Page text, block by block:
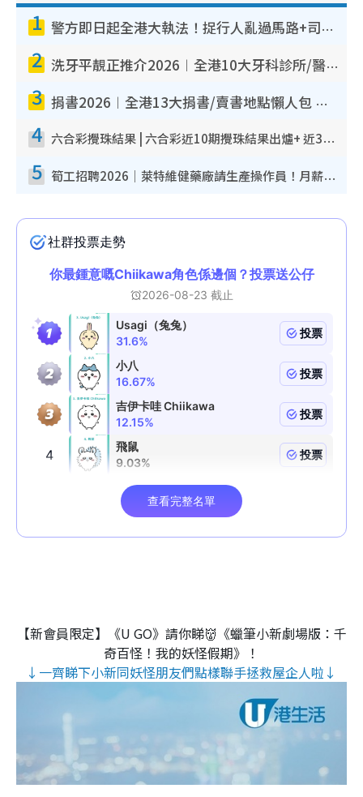
1 警方即日起全港大執法！捉行人亂過馬路+司機不專注駕駛！亂過馬路罰$2000
2 洗牙平靚正推介2026︱全港10大牙科診所/醫院懶人包 夜診至8點/鎮靜潔牙/醫療券適用
3 捐書2026︱全港13大捐書/賣書地點懶人包 二手課本最高$150＋舊書換免費咖啡/戲票
4 六合彩攪珠結果 | 六合彩近10期攪珠結果出爐+ 近30期最旺熱門中獎號碼
5 筍工招聘2026｜萊特維健藥廠請生產操作員！月薪高達$1.7萬 冷氣廠房/五天工作/保證雙糧
【新會員限定】《U GO》請你睇👹《蠟筆小新劇場版：千
奇百怪！我的妖怪假期》！
↓一齊睇下小新同妖怪朋友們點樣聯手拯救屋企人啦↓